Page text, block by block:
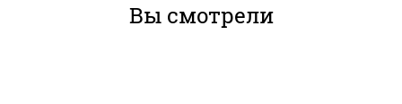
Вы смотрели